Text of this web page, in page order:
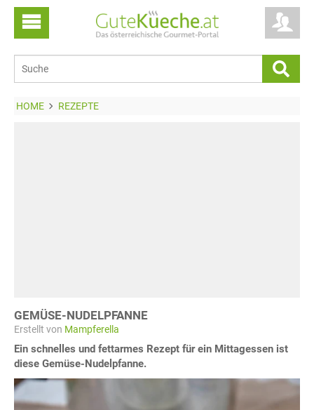
HOME REZEPTE
GEMÜSE-NUDELPFANNE
Erstellt von Mampferella
Ein schnelles und fettarmes Rezept für ein Mittagessen ist
diese Gemüse-Nudelpfanne.